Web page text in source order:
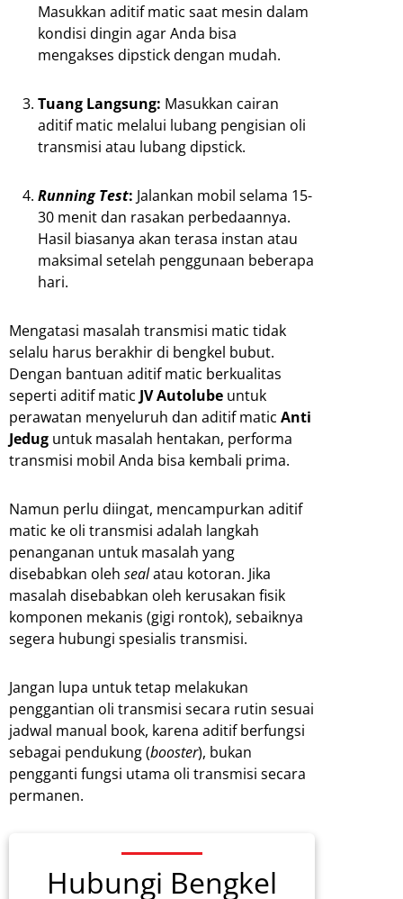
Masukkan aditif matic saat mesin dalam
kondisi dingin agar Anda bisa
mengakses dipstick dengan mudah.
Tuang Langsung: Masukkan cairan
aditif matic melalui lubang pengisian oli
transmisi atau lubang dipstick.
Running Test: Jalankan mobil selama 15-
30 menit dan rasakan perbedaannya.
Hasil biasanya akan terasa instan atau
maksimal setelah penggunaan beberapa
hari.
Mengatasi masalah transmisi matic tidak
selalu harus berakhir di bengkel bubut.
Dengan bantuan aditif matic berkualitas
seperti aditif matic JV Autolube untuk
perawatan menyeluruh dan aditif matic Anti
Jedug untuk masalah hentakan, performa
transmisi mobil Anda bisa kembali prima.
Namun perlu diingat, mencampurkan aditif
matic ke oli transmisi adalah langkah
penanganan untuk masalah yang
disebabkan oleh sealatau kotoran. Jika
masalah disebabkan oleh kerusakan fisik
komponen mekanis (gigi rontok), sebaiknya
segera hubungi spesialis transmisi.
Jangan lupa untuk tetap melakukan
penggantian oli transmisi secara rutin sesuai
jadwal manual book, karena aditif berfungsi
sebagai pendukung (booster), bukan
pengganti fungsi utama oli transmisi secara
permanen.
Hubungi Bengkel